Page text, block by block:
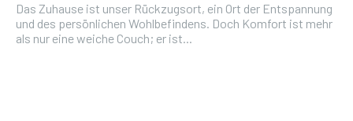
Das Zuhause ist unser Rückzugsort, ein Ort der Entspannung
und des persönlichen Wohlbefindens. Doch Komfort ist mehr
als nur eine weiche Couch; er ist...